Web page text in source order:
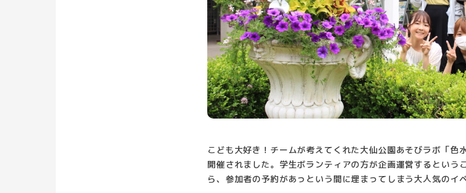
こども大好き！チームが考えてくれた大仙公園あそびラボ「色
開催されました。学生ボランティアの方が企画運営するという
ら、参加者の予約があっという間に埋まってしまう大人気のイ